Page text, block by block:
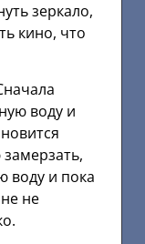
зеркало,
кино, что
воду и
воду и пока
не